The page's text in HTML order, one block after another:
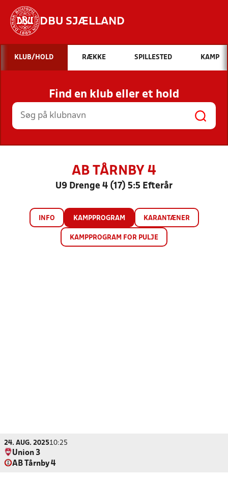
DBU SJÆLLAND
Hvad vil du søge efter?
INDHOLD OG NYHEDER
STILLINGER, RESULTATER, KLUBBER OG
HOLD
KLUB/HOLD RÆKKE SPILLESTED KAMP
Find en klub eller et hold
AB TÅRNBY 4
U9 Drenge 4 (17) 5:5 Efterår
INFO KAMPPROGRAM KARANTÆNER
KAMPPROGRAM FOR PULJE
24. AUG. 202510:25
Union 3
AB Tårnby 4